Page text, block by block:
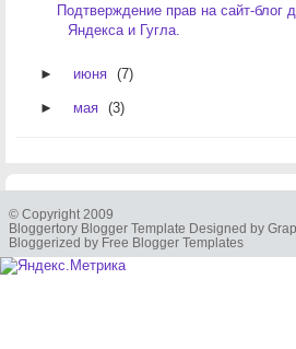
Подтверждение прав на сайт-блог
Яндекса и Гугла.
► июня (7)
► мая (3)
© Copyright 2009
Bloggertory Blogger Template Designed by
Bloggerized by Free Blogger Templates